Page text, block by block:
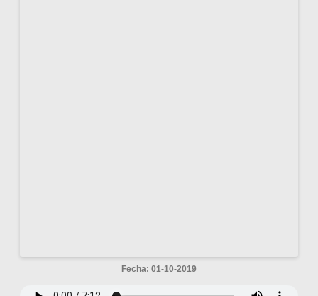
Fecha: 01-10-2019